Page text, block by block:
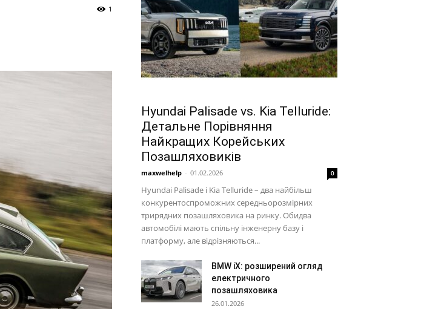
1
Hyundai Palisade vs. Kia Telluride:
Детальне Порівняння
Найкращих Корейських
Позашляховиків
maxwelhelp - 01.02.2026 0
Hyundai Palisade і Kia Telluride – два найбільш
конкурентоспроможних середньорозмірних
трирядних позашляховика на ринку. Обидва
автомобілі мають спільну інженерну базу і
платформу, але відрізняються...
BMW iX: розширений огляд
електричного
позашляховика
26.01.2026